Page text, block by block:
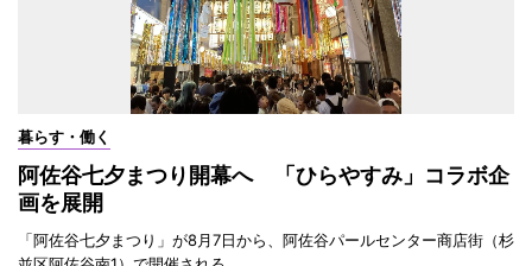
暮らす・働く
阿佐谷七夕まつり開幕へ 「ひらやすみ」コラボ企
画を展開
「阿佐谷七夕まつり」が8月7日から、阿佐谷パールセンター商店街（杉